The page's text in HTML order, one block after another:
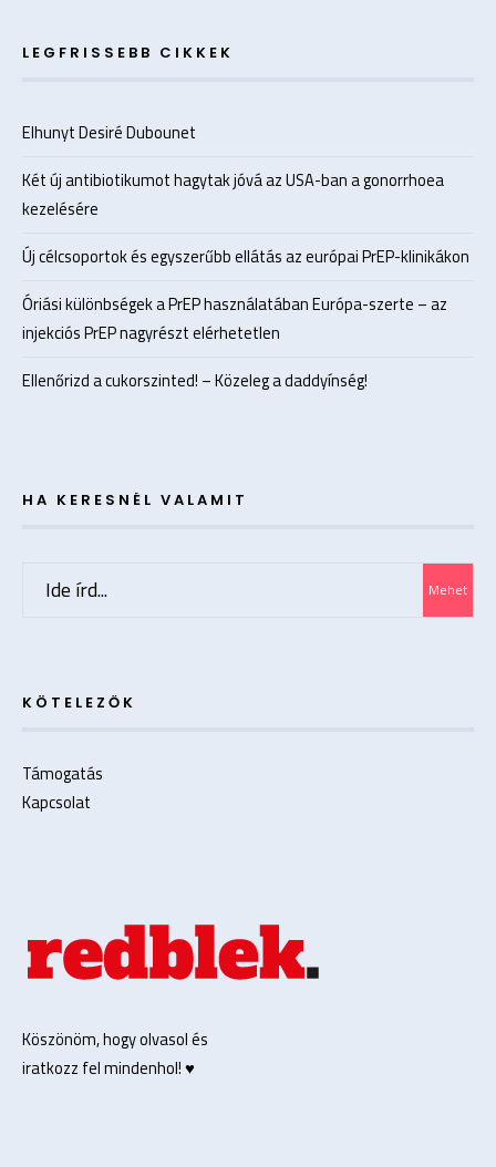
LEGFRISSEBB CIKKEK
Elhunyt Desiré Dubounet
Két új antibiotikumot hagytak jóvá az USA-ban a gonorrhoea
kezelésére
Új célcsoportok és egyszerűbb ellátás az európai PrEP-klinikákon
Óriási különbségek a PrEP használatában Európa-szerte – az
injekciós PrEP nagyrészt elérhetetlen
Ellenőrizd a cukorszinted! – Közeleg a daddyínség!
HA KERESNÉL VALAMIT
Mehet
KÖTELEZŐK
Támogatás
Kapcsolat
Köszönöm, hogy olvasol és
iratkozz fel mindenhol! ♥️